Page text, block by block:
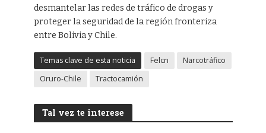
desmantelar las redes de tráfico de drogas y
proteger la seguridad de la región fronteriza
entre Bolivia y Chile.
Temas clave de esta noticia Felcn
Narcotráfico
Oruro-Chile
Tractocamión
Tal vez te interese